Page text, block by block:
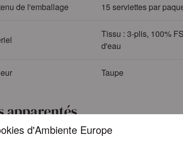
d'Ambiente Europe
de l'emballage 15 serviettes par
Tissu : 3-plis, 100%
d'eau
Taupe
apparentés